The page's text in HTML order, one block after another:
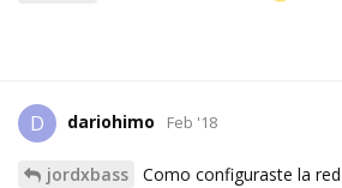
D dariohimo Feb '18
jordxbass
Como configuraste la